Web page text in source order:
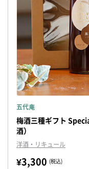
五代庵
梅酒三種ギフト
酒）
洋酒・リキュール
¥3,300 (税込)